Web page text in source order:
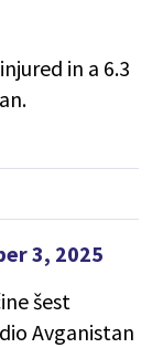
in a 6.3
3, 2025
šest
Avganistan